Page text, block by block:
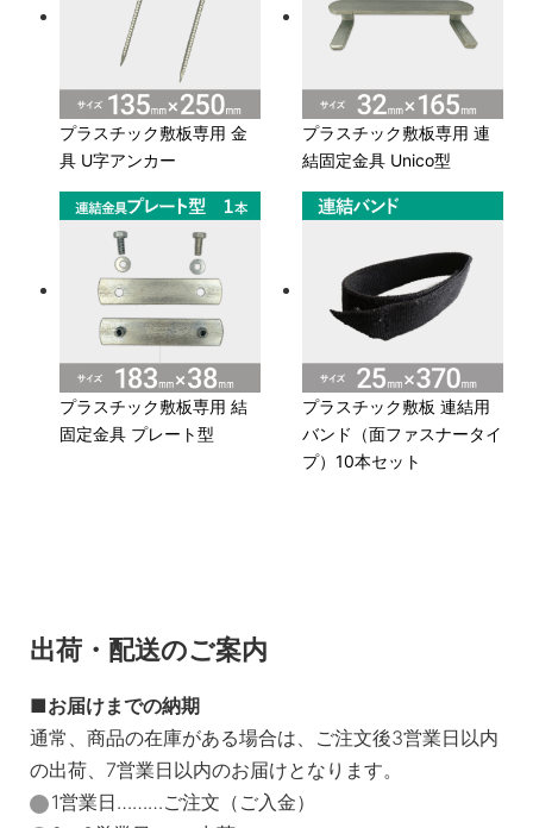
プラスチック敷板専用 金
具 U字アンカー
プラスチック敷板専用 連
結固定金具 Unico型
プラスチック敷板専用 結
固定金具 プレート型
プラスチック敷板 連結用
バンド（面ファスナータイ
プ）10本セット
出荷・配送のご案内
お届けまでの納期
通常、商品の在庫がある場合は、ご注文後3営業日以内
の出荷、7営業日以内のお届けとなります。
1営業日………ご注文（ご入金）